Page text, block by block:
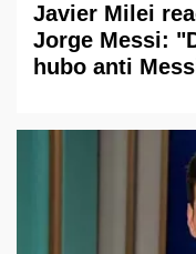
Javier Milei
Jorge Messi:
hubo anti